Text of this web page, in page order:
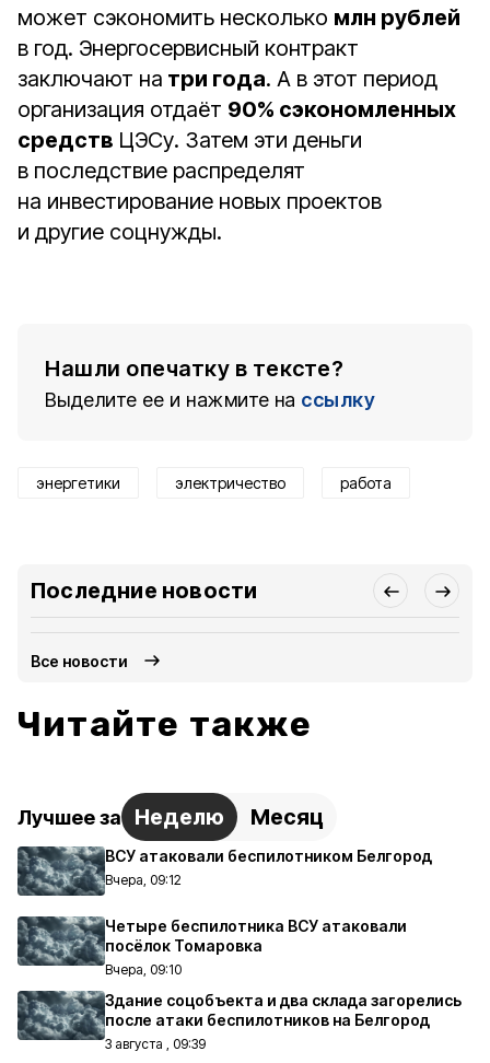
может сэкономить несколько млн рублей
в год. Энергосервисный контракт
заключают на три года. А в этот период
организация отдаёт 90% сэкономленных
средств ЦЭСу. Затем эти деньги
в последствие распределят
на инвестирование новых проектов
и другие соцнужды.
Нашли опечатку в тексте?
Выделите ее и нажмите на ссылку
энергетики электричество работа
Последние новости
Все новости
Читайте также
Лучшее за Неделю Месяц
ВСУ атаковали беспилотником Белгород
Вчера, 09:12
Четыре беспилотника ВСУ атаковали
посёлок Томаровка
Вчера, 09:10
Здание соцобъекта и два склада загорелись
после атаки беспилотников на Белгород
3 августа , 09:39